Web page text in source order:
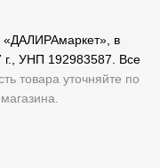
в
г., УНП 192983587. Все
товара уточняйте по